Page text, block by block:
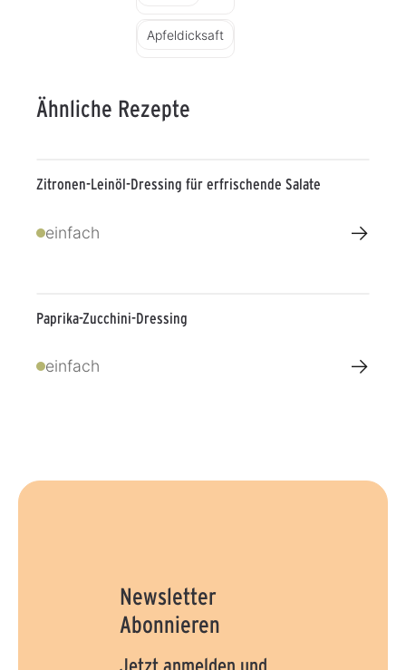
Apfeldicksaft
Ähnliche Rezepte
Zitronen-Leinöl-Dressing für erfrischende Salate
einfach →
Paprika-Zucchini-Dressing
einfach →
Newsletter
Abonnieren
Jetzt anmelden und